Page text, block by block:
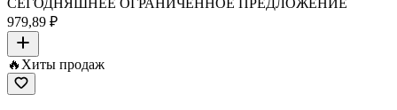
СЕГОДНЯШНЕЕ ОГРАНИЧЕННОЕ ПРЕДЛОЖЕНИЕ
979,89 ₽
🔥 Хиты продаж